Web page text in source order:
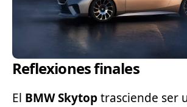
Reflexiones finales
El BMW Skytoptrasciende ser